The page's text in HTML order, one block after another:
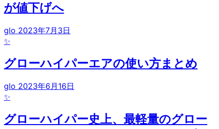
が値下げへ
glo 2023年7月3日
✨
グローハイパーエアの使い方まとめ
glo 2023年6月16日
✨
グローハイパー史上、最軽量のグロー